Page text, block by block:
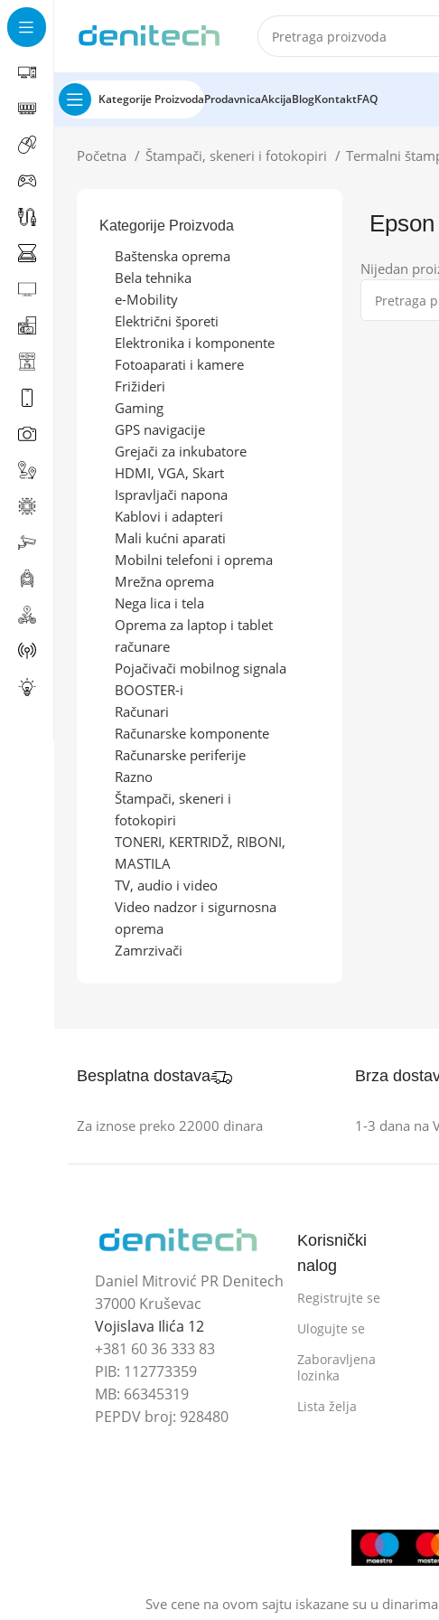
Kategorije ProizvodaProdavnicaAkcijaBlogKontaktFAQ
Početna Štampači, skeneri i fotokopiri Termalni
Kategorije Proizvoda
Baštenska oprema
Bela tehnika
e-Mobility
Električni šporeti
Elektronika i komponente
Fotoaparati i kamere
Frižideri
Gaming
GPS navigacije
Grejači za inkubatore
HDMI, VGA, Skart
Ispravljači napona
Kablovi i adapteri
Mali kućni aparati
Mobilni telefoni i oprema
Mrežna oprema
Nega lica i tela
Oprema za laptop i tablet
računare
Pojačivači mobilnog signala
BOOSTER-i
Računari
Računarske komponente
Računarske periferije
Razno
Štampači, skeneri i
fotokopiri
TONERI, KERTRIDŽ, RIBONI,
MASTILA
TV, audio i video
Video nadzor i sigurnosna
oprema
Zamrzivači
Epson
Nijedan
Besplatna dostava
Za iznose preko 22000 dinara
Brza
1-3 dana na
Daniel Mitrović PR Denitech
37000 Kruševac
Vojislava Ilića 12
+381 60 36 333 83
PIB: 112773359
MB: 66345319
PEPDV broj: 928480
Korisnički
nalog
Registrujte se
Ulogujte se
Zaboravljena
lozinka
Lista želja
Sve cene na ovom sajtu iskazane su u